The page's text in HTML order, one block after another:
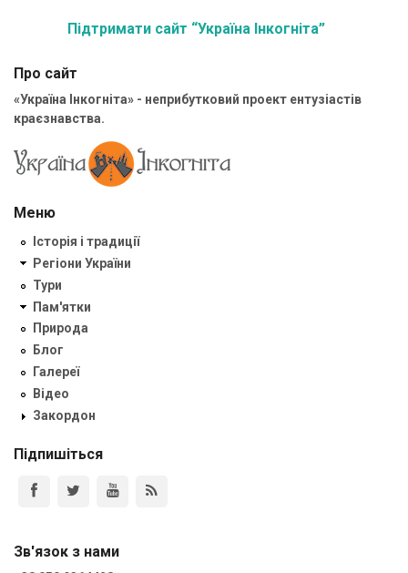
Підтримати сайт “Україна Інкогніта”
Про сайт
«Україна Інкогніта» - неприбутковий проект ентузіастів
краєзнавства.
Меню
Історія і традиції
Регіони України
Тури
Пам'ятки
Природа
Блог
Галереї
Відео
Закордон
Підпишіться
Зв'язок з нами